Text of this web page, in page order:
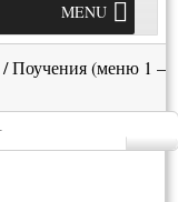
MENU
/Поучения (меню 1 –